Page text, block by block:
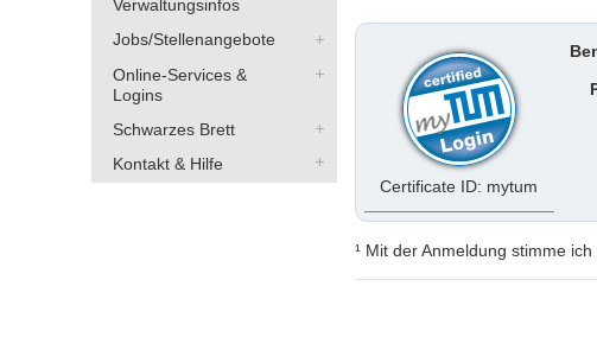
Verwaltungsinfos
Jobs/Stellenangebote
Online-Services &
Logins
Schwarzes Brett
Kontakt & Hilfe
Certificate ID: mytum
¹ Mit der Anmeldung stimme